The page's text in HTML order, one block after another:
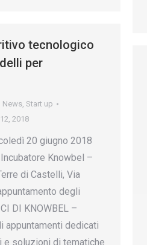
tecnologico
per
News, Start up
2018
20 giugno 2018
Knowbel –
di Castelli, Via
degli
DI KNOWBEL –
appuntamenti dedicati
soluzioni di tematiche